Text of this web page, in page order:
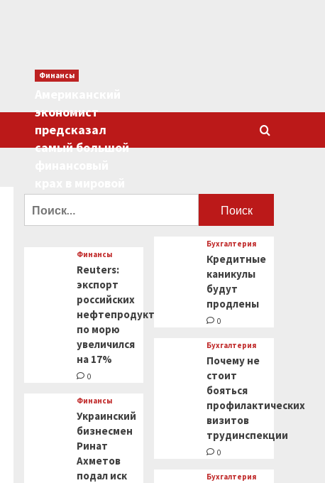
Финансы
экономист
предсказал
самый большой
Финансы
Reuters:
экспорт
российских
нефтепродуктов
по морю
увеличился
на 17%
0
Финансы
Украинский
бизнесмен
Ринат
Ахметов
подал иск
Бухгалтерия
Кредитные
каникулы
будут
продлены
0
Бухгалтерия
Почему не
стоит
бояться
профилактических
визитов
трудинспекции
0
Бухгалтерия